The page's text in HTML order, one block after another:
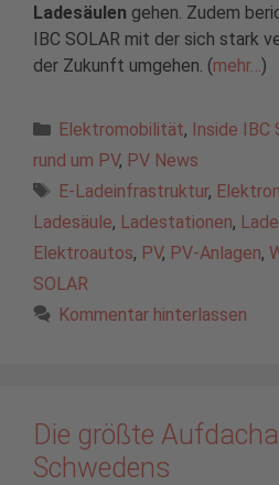
Ladesäulen gehen. Zudem
IBC SOLAR mit der sich stark
der Zukunft umgehen. (mehr… )
Kategorien
Elektromobilität, Inside IBC
rund um PV, PV News
Schlagwörter
E-Ladeinfrastruktur,
Ladesäule, Ladestationen,
Elektroautos, PV, PV-Anlagen,
SOLAR
Kommentar hinterlassen
Die größte
Schwedens